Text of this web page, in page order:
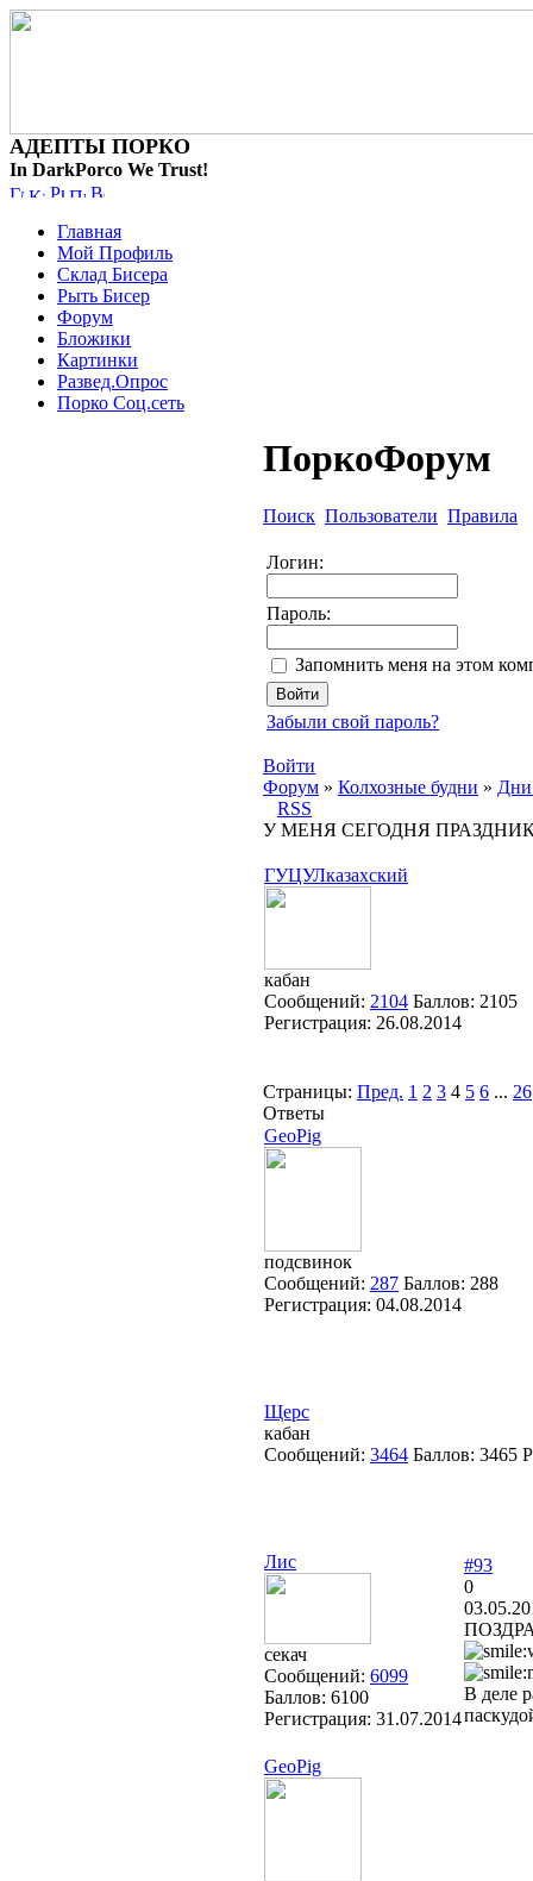
АДЕПТЫ ПОРКО
In DarkPorco We Trust!
Главная
Мой Профиль
Склад Бисера
Рыть Бисер
Форум
Бложики
Картинки
Развед.Опрос
Порко Соц.сеть
ПоркоФорум
Поиск Пользователи Правила
Логин:
Пароль:
Запомнить меня на этом
Забыли свой пароль?
Войти
Форум » Колхозные будни » Дни
RSS
У МЕНЯ СЕГОДНЯ
ГУЦУЛказахский
кабан
Сообщений: 2104 Баллов: 2105
Регистрация: 26.08.2014
Страницы: Пред. 1 2 3 4 5 6 ... 26
Ответы
GeoPig
подсвинок
Сообщений: 287 Баллов: 288
Регистрация: 04.08.2014
Щерс
кабан
Сообщений: 3464 Баллов: 3465
Лис
секач
Сообщений: 6099
Баллов: 6100
Регистрация: 31.07.2014
#93
0
В деле
GeoPig